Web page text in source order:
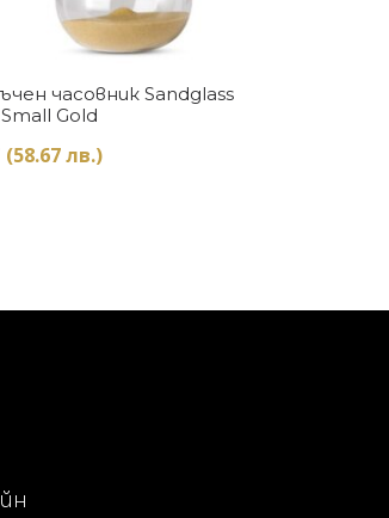
Купи
часовник Sandglass
Gold
(58.67 лв.)